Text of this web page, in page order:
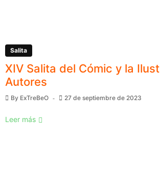
Salita
XIV Salita del Cómic y la
Autores
By ExTreBeO 27 de septiembre de 2023
Leer más